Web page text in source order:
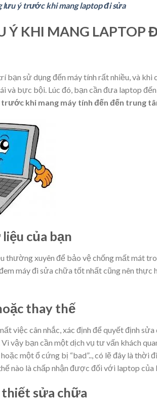
lưu ý trước khi mang laptop đi sửa
Ý KHI MANG LAPTOP
bạn sử dụng đến máy tính rất nhiều, và khi
và bực bội. Lúc đó, bạn cần đưa laptop
khi mang máy tính đến đến trung
của bạn
thường xuyên để bảo vệ chống mất mát
máy đi sửa chữa tốt nhất cũng nên
thay thế
việc cân nhắc, xác định để quyết định
vậy bạn cần một dịch vụ tư vấn khách
một ổ cứng bị “bad”.., có lẽ đây là
nào là chấp nhận được đối với laptop của
thiết sửa chữa